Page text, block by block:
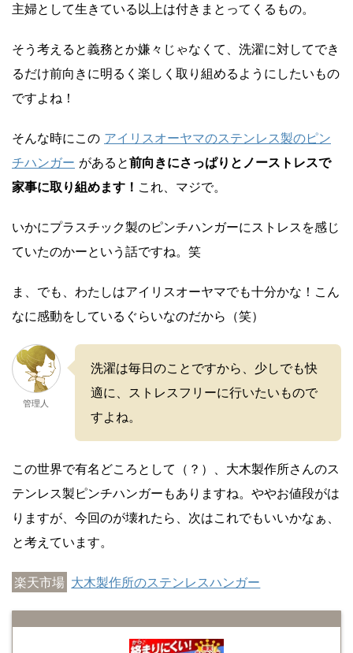
主婦として生きている以上は付きまとってくるもの。
そう考えると義務とか嫌々じゃなくて、洗濯に対してでき
るだけ前向きに明るく楽しく取り組めるようにしたいもの
ですよね！
そんな時にこの アイリスオーヤマのステンレス製のピン
チハンガー があると前向きにさっぱりとノーストレスで
家事に取り組めます！ これ、マジで。
いかにプラスチック製のピンチハンガーにストレスを感じ
ていたのかーという話ですね。笑
ま、でも、わたしはアイリスオーヤマでも十分かな！こん
なに感動をしているぐらいなのだから（笑）
管理人
洗濯は毎日のことですから、少しでも快
適に、ストレスフリーに行いたいもので
すよね。
この世界で有名どころとして（？）、大木製作所さんのス
テンレス製ピンチハンガーもありますね。ややお値段がは
りますが、今回のが壊れたら、次はこれでもいいかなぁ、
と考えています。
楽天市場 大木製作所のステンレスハンガー